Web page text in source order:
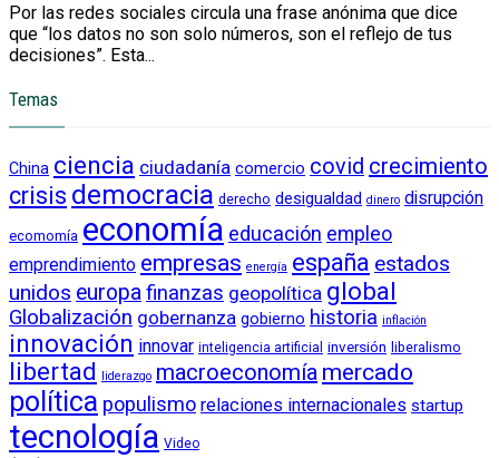
Por las redes sociales circula una frase anónima que dice
que “los datos no son solo números, son el reflejo de tus
decisiones”. Esta...
Temas
China ciencia ciudadanía comercio covid crecimiento
crisis democracia derecho desigualdad dinero disrupción
ecomomía economía educación empleo
emprendimiento empresas energía españa estados
unidos europafinanzas geopolítica global
Globalización gobernanza gobierno historia inflación
innovación innovar inteligencia artificial inversión liberalismo
libertad liderazgo macroeconomía mercado
política populismo relaciones internacionales startup
tecnología Video